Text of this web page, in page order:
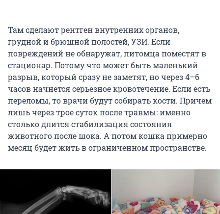
Там сделают рентген внутренних органов,
грудной и брюшной полостей, УЗИ. Если
повреждений не обнаружат, питомца поместят в
стационар. Потому что может быть маленький
разрыв, который сразу не заметят, но через 4–6
часов начнется серьезное кровотечение. Если есть
переломы, то врачи будут собирать кости. Причем
лишь через трое суток после травмы: именно
столько длится стабилизация состояния
животного после шока. А потом кошка примерно
месяц будет жить в ограниченном пространстве.